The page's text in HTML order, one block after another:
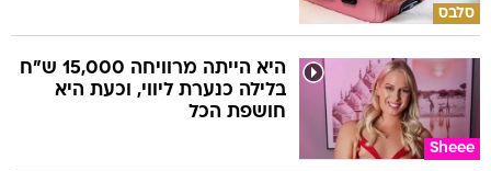
סלבס
Sheee
היא הייתה מרוויחה 15,000 ש"ח
בלילה כנערת ליווי, וכעת היא
חושפת הכל